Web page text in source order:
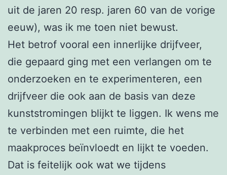
uit de jaren 20 resp. jaren 60 van de vorige
eeuw), was ik me toen niet bewust.
Het betrof vooral een innerlijke drijfveer,
die gepaard ging met een verlangen om te
onderzoeken en te experimenteren, een
drijfveer die ook aan de basis van deze
kunststromingen blijkt te liggen. Ik wens me
te verbinden met een ruimte, die het
maakproces beïnvloedt en lijkt te voeden.
Dat is feitelijk ook wat we tijdens